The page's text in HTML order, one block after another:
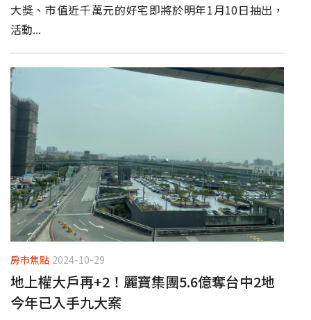
大獎、市值近千萬元的好宅即將於明年1月10日抽出，
活動...
房市焦點 2024-10-29
地上權大戶再+2！麗寶集團5.6億奪台中2地
今年已入手九大案